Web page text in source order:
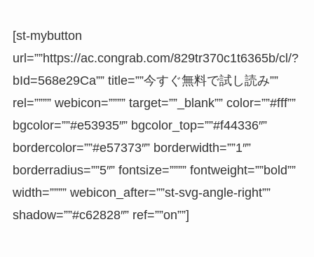
[st-mybutton
url=””https://ac.congrab.com/829tr370c1t6365b/cl/?
bId=568e29Ca”” title=””今すぐ無料で試し読み””
rel=”””” webicon=”””” target=””_blank”” color=””#fff””
bgcolor=””#e53935″” bgcolor_top=””#f44336″”
bordercolor=””#e57373″” borderwidth=””1″”
borderradius=””5″” fontsize=”””” fontweight=””bold””
width=”””” webicon_after=””st-svg-angle-right””
shadow=””#c62828″” ref=””on””]